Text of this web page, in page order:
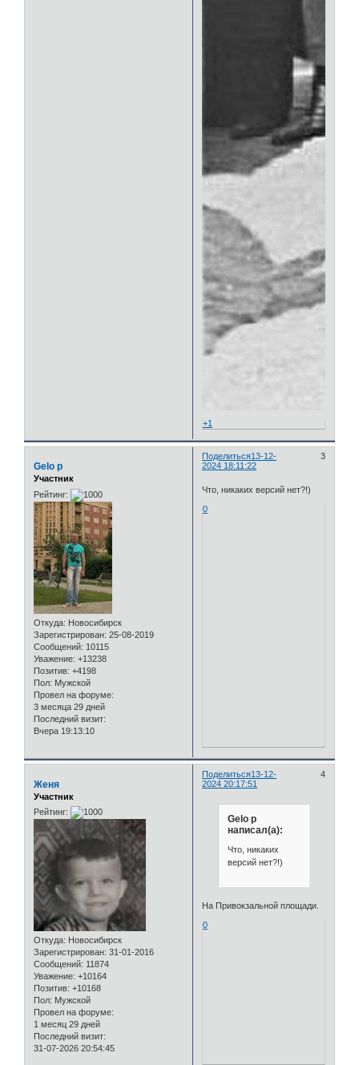
+1
Поделиться 3
13-12-
2024 18:11:22
Gelo p
Участник
Рейтинг:
Откуда: Новосибирск
Зарегистрирован: 25-08-2019
Сообщений: 10115
Уважение: +13238
Позитив: +4198
Пол: Мужской
Провел на форуме:
3 месяца 29 дней
Последний визит:
Вчера 19:13:10
Что, никаких версий нет?!)
0
Поделиться 4
13-12-
2024 20:17:51
Женя
Участник
Рейтинг:
Откуда: Новосибирск
Зарегистрирован: 31-01-2016
Сообщений: 11874
Уважение: +10164
Позитив: +10168
Пол: Мужской
Провел на форуме:
1 месяц 29 дней
Последний визит:
31-07-2026 20:54:45
Gelo p
написал(а):
Что, никаких
версий нет?!)
На Привокзальной площади.
0